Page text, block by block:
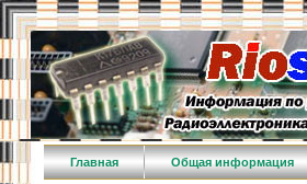
Главная Общая информация